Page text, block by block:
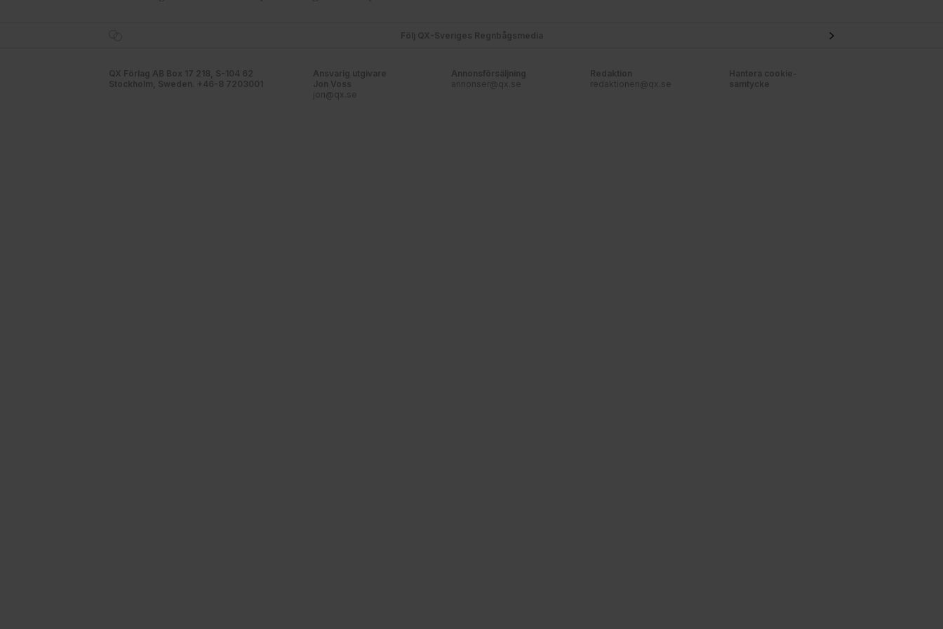
Följ QX-Sveriges Regnbågsmedia
QX Förlag AB Box 17 218, S-104 62
Stockholm, Sweden. +46-8 7203001
Ansvarig utgivare
Jon Voss
jon@qx.se
Annonsförsäljning
annonser@qx.se
Redaktion
redaktionen@qx.se
Hantera cookie-
samtycke